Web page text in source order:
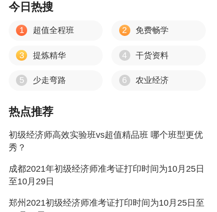
今日热搜
1 超值全程班 2 免费畅学
3 提炼精华 4 干货资料
5 少走弯路 6 农业经济
热点推荐
初级经济师高效实验班vs超值精品班 哪个班型更优
秀？
成都2021年初级经济师准考证打印时间为10月25日
至10月29日
郑州2021初级经济师准考证打印时间为10月25日至